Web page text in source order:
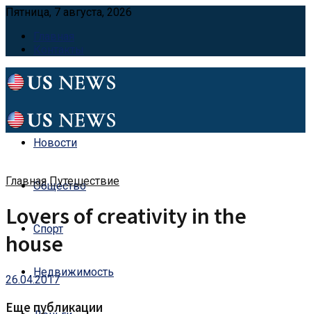
Пятница, 7 августа, 2026
Главная
Контакты
Новости
Общество
Спорт
Недвижимость
Главная Путешествие
Lovers of creativity in the
house
26.04.2017
Еще публикации